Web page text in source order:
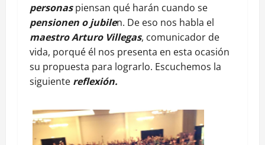
personaspiensan qué harán cuando se
pensionen o jubilen. De eso nos habla el
maestro Arturo Villegas, comunicador de
vida, porqué él nos presenta en esta ocasión
su propuesta para lograrlo. Escuchemos la
siguiente reflexión.